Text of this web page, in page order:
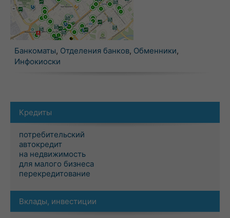
Банкоматы, Отделения банков, Обменники,
Инфокиоски
Кредиты
потребительский
автокредит
на недвижимость
для малого бизнеса
перекредитование
Вклады, инвестиции